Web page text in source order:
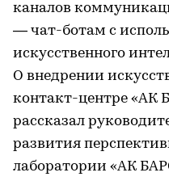
каналов
— чат-ботам с
искусственного
О внедрении
контакт-центре «АК
рассказал
развития
лаборатории «АК